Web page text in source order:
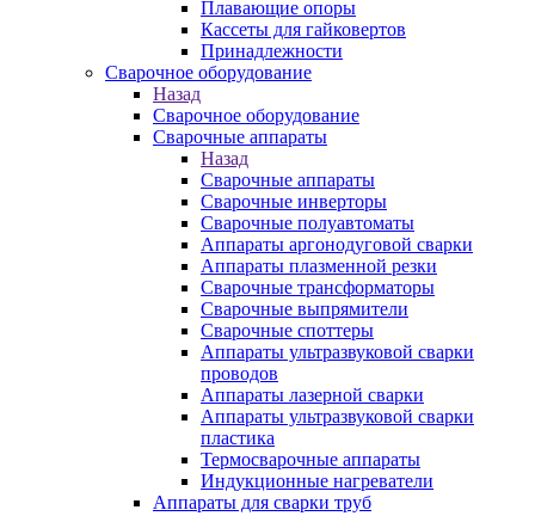
Плавающие опоры
Кассеты для гайковертов
Принадлежности
Сварочное оборудование
Назад
Сварочное оборудование
Сварочные аппараты
Назад
Сварочные аппараты
Сварочные инверторы
Сварочные полуавтоматы
Аппараты аргонодуговой сварки
Аппараты плазменной резки
Сварочные трансформаторы
Сварочные выпрямители
Сварочные споттеры
Аппараты ультразвуковой сварки
проводов
Аппараты лазерной сварки
Аппараты ультразвуковой сварки
пластика
Термосварочные аппараты
Индукционные нагреватели
Аппараты для сварки труб